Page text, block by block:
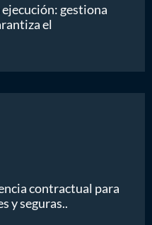
gestiona
el
contractual para
y seguras..